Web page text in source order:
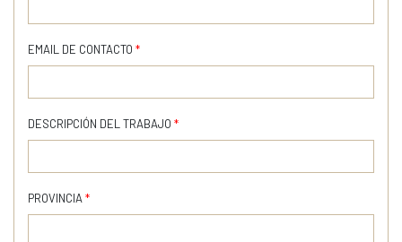
EMAIL DE CONTACTO *
DESCRIPCIÓN DEL TRABAJO *
PROVINCIA *